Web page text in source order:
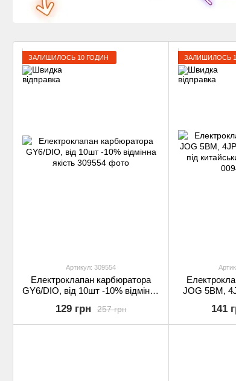
ЗАЛИШИЛОСЬ 10 ГОДИН
Артикул: 309554
Електроклапан карбюратора
GY6/DIO, від 10шт -10% відмінна
257 грн
129 грн
ЗАЛИШИЛОСЬ
JOG 5BM,
141